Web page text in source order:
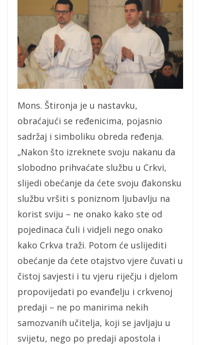
Mons. Štironja je u nastavku,
obraćajući se ređenicima, pojasnio
sadržaj i simboliku obreda ređenja.
„Nakon što izreknete svoju nakanu da
slobodno prihvaćate službu u Crkvi,
slijedi obećanje da ćete svoju đakonsku
službu vršiti s poniznom ljubavlju na
korist sviju – ne onako kako ste od
pojedinaca čuli i vidjeli nego onako
kako Crkva traži. Potom će uslijediti
obećanje da ćete otajstvo vjere čuvati u
čistoj savjesti i tu vjeru riječju i djelom
propovijedati po evanđelju i crkvenoj
predaji – ne po manirima nekih
samozvanih učitelja, koji se javljaju u
svijetu, nego po predaji apostola i